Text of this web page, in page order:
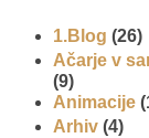
1.Blog (26)
Ačarje v
(9)
Animacije
Arhiv (4)